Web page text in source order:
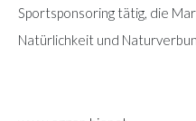
Sportsponsoring tätig, die
Natürlichkeit und